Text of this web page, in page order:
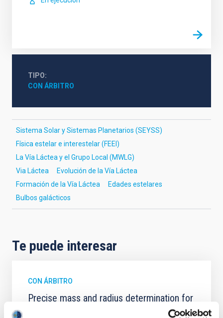
TIPO
CON ÁRBITRO
Sistema Solar y Sistemas Planetarios (SEYSS)
Física estelar e interestelar (FEEI)
La Vía Láctea y el Grupo Local (MWLG)
Via Láctea
Evolución de la Vía Láctea
Formación de la Vía Láctea
Edades estelares
Bulbos galácticos
Te puede interesar
CON ÁRBITRO
Precise mass and radius determination for
two new and one known Neptune-sized